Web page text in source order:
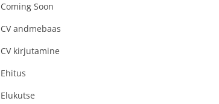
Coming Soon
CV andmebaas
CV kirjutamine
Ehitus
Elukutse